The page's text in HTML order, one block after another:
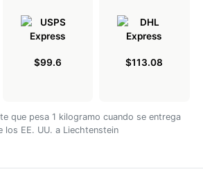
$99.6 $113.08
que pesa 1 kilogramo cuando se entrega
los EE. UU. a Liechtenstein